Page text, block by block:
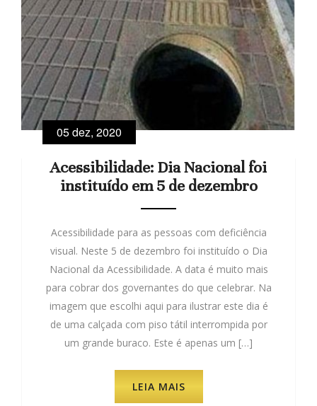
05 dez, 2020
Acessibilidade: Dia Nacional foi
instituído em 5 de dezembro
Acessibilidade para as pessoas com deficiência
visual. Neste 5 de dezembro foi instituído o Dia
Nacional da Acessibilidade. A data é muito mais
para cobrar dos governantes do que celebrar. Na
imagem que escolhi aqui para ilustrar este dia é
de uma calçada com piso tátil interrompida por
um grande buraco. Este é apenas um […]
LEIA MAIS